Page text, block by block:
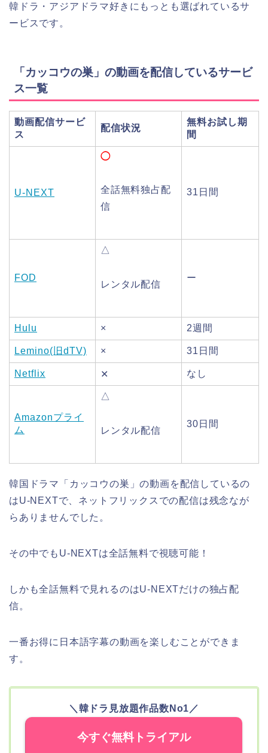
韓ドラ・アジアドラマ好きにもっとも選ばれているサ
ービスです。
「カッコウの巣」の動画を配信しているサービ
ス一覧
動画配信サービ
ス
配信状況
無料お試し期
間
U-NEXT
◯
全話無料独占配
信
31日間
FOD
△
レンタル配信
ー
Hulu × 2週間
Lemino(旧dTV) × 31日間
Netflix ✕ なし
Amazonプライ
ム
△
レンタル配信
30日間
韓国ドラマ「カッコウの巣」の動画を配信しているの
はU-NEXTで、ネットフリックスでの配信は残念なが
らありませんでした。
その中でもU-NEXTは全話無料で視聴可能！
しかも全話無料で見れるのはU-NEXTだけの独占配
信。
一番お得に日本語字幕の動画を楽しむことができま
す。
＼韓ドラ見放題作品数No1／
今すぐ無料トライアル